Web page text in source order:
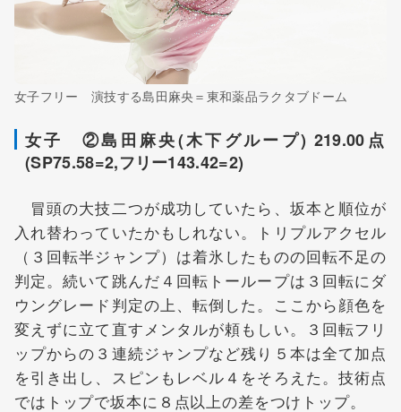
女子フリー 演技する島田麻央＝東和薬品ラクタブドーム
女子 ②島田麻央(木下グループ) 219.00点
(SP75.58=2,フリー143.42=2)
冒頭の大技二つが成功していたら、坂本と順位が
入れ替わっていたかもしれない。トリプルアクセル
（３回転半ジャンプ）は着氷したものの回転不足の
判定。続いて跳んだ４回転トーループは３回転にダ
ウングレード判定の上、転倒した。ここから顔色を
変えずに立て直すメンタルが頼もしい。３回転フリ
ップからの３連続ジャンプなど残り５本は全て加点
を引き出し、スピンもレベル４をそろえた。技術点
ではトップで坂本に８点以上の差をつけトップ。